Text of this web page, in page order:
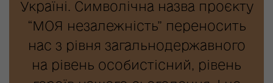
Україні. Символічна назва проєкту
“МОЯ незалежність” переносить
нас з рівня загальнодержавного
на рівень особистісний, рівень